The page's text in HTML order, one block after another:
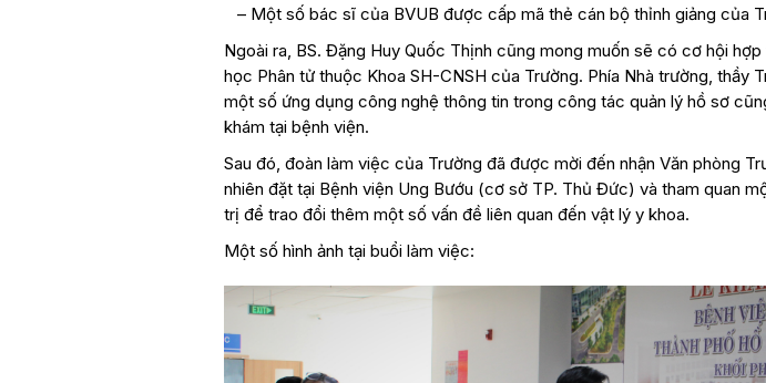
– Một số bác sĩ của BVUB được cấp mã thẻ cán bộ thỉnh giảng của
Ngoài ra, BS. Đặng Huy Quốc Thịnh cũng mong muốn sẽ có cơ hội
học Phân tử thuộc Khoa SH-CNSH của Trường. Phía Nhà trường, thầy
một số ứng dụng công nghệ thông tin trong công tác quản lý hồ sơ
khám tại bệnh viện.
Sau đó, đoàn làm việc của Trường đã được mời đến nhận Văn phòng
nhiên đặt tại Bệnh viện Ung Bướu (cơ sở TP. Thủ Đức) và tham quan
trị để trao đổi thêm một số vấn đề liên quan đến vật lý y khoa.
Một số hình ảnh tại buổi làm việc: